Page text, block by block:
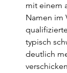
mit einem
Namen im
typisch
deutlich